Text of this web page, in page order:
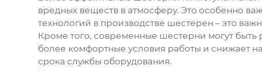
вредных веществ в атмосферу. Это особенно
технологий в производстве шестерен – это
Кроме того, современные шестерни могут
более комфортные условия работы и снижает
срока службы оборудования.